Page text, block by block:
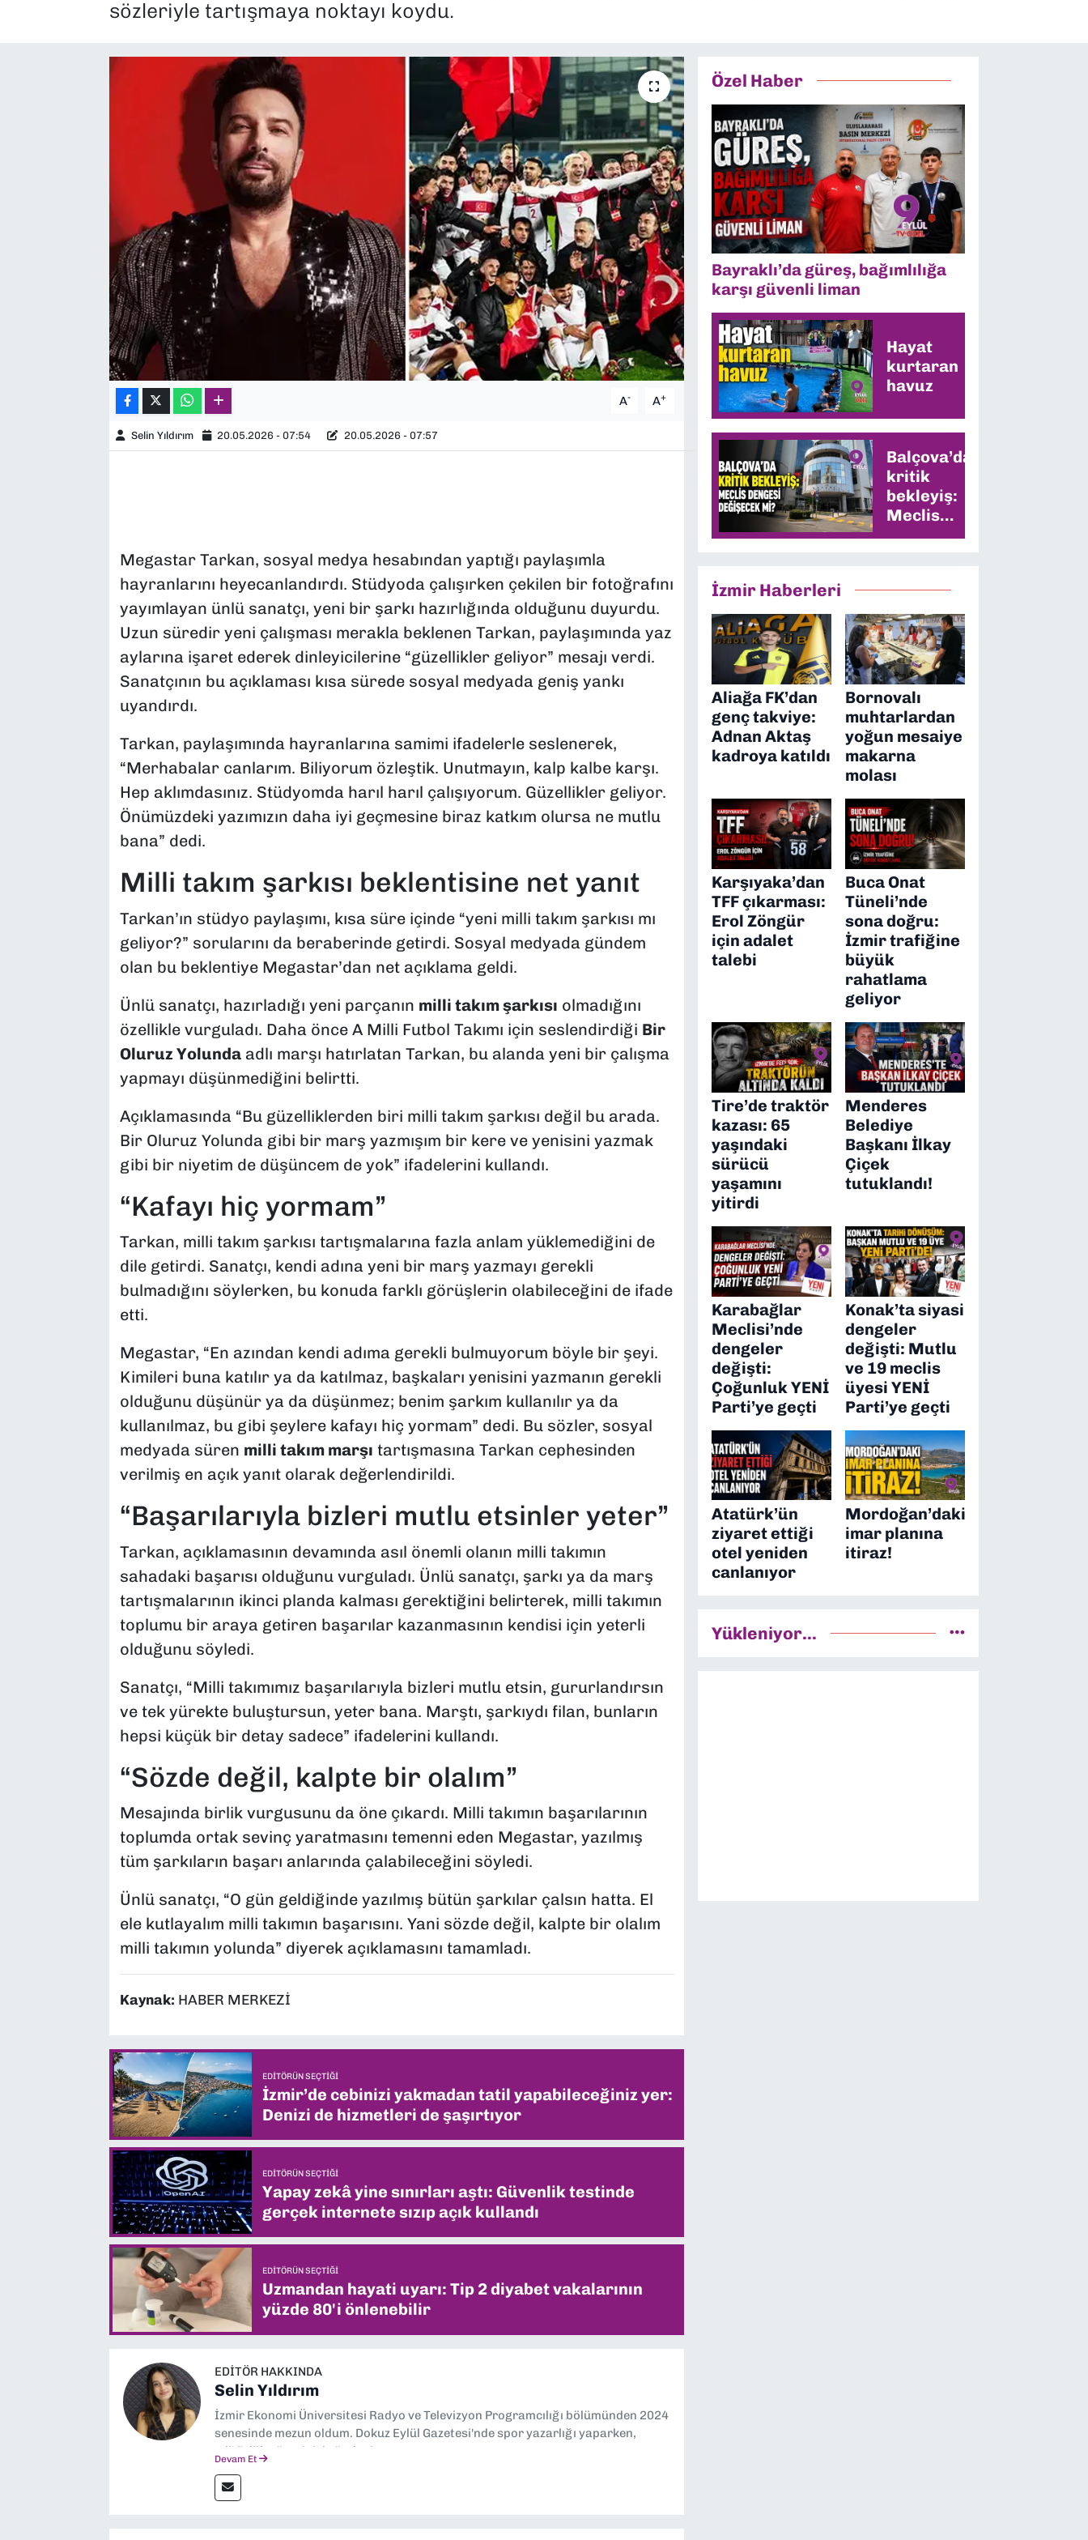
sözleriyle tartışmaya noktayı koydu.
A- A+
Selin Yıldırım 20.05.2026 - 07:54 20.05.2026 - 07:57
Megastar Tarkan, sosyal medya hesabından yaptığı paylaşımla
hayranlarını heyecanlandırdı. Stüdyoda çalışırken çekilen bir fotoğrafını
yayımlayan ünlü sanatçı, yeni bir şarkı hazırlığında olduğunu duyurdu.
Uzun süredir yeni çalışması merakla beklenen Tarkan, paylaşımında yaz
aylarına işaret ederek dinleyicilerine “güzellikler geliyor” mesajı verdi.
Sanatçının bu açıklaması kısa sürede sosyal medyada geniş yankı
uyandırdı.
Tarkan, paylaşımında hayranlarına samimi ifadelerle seslenerek,
“Merhabalar canlarım. Biliyorum özleştik. Unutmayın, kalp kalbe karşı.
Hep aklımdasınız. Stüdyomda harıl harıl çalışıyorum. Güzellikler geliyor.
Önümüzdeki yazımızın daha iyi geçmesine biraz katkım olursa ne mutlu
bana” dedi.
Milli takım şarkısı beklentisine net yanıt
Tarkan’ın stüdyo paylaşımı, kısa süre içinde “yeni milli takım şarkısı mı
geliyor?” sorularını da beraberinde getirdi. Sosyal medyada gündem
olan bu beklentiye Megastar’dan net açıklama geldi.
Ünlü sanatçı, hazırladığı yeni parçanın milli takım şarkısı olmadığını
özellikle vurguladı. Daha önce A Milli Futbol Takımı için seslendirdiği Bir
Oluruz Yolundaadlı marşı hatırlatan Tarkan, bu alanda yeni bir çalışma
yapmayı düşünmediğini belirtti.
Açıklamasında “Bu güzelliklerden biri milli takım şarkısı değil bu arada.
Bir Oluruz Yolunda gibi bir marş yazmışım bir kere ve yenisini yazmak
gibi bir niyetim de düşüncem de yok” ifadelerini kullandı.
“Kafayı hiç yormam”
Tarkan, milli takım şarkısı tartışmalarına fazla anlam yüklemediğini de
dile getirdi. Sanatçı, kendi adına yeni bir marş yazmayı gerekli
bulmadığını söylerken, bu konuda farklı görüşlerin olabileceğini de ifade
etti.
Megastar, “En azından kendi adıma gerekli bulmuyorum böyle bir şeyi.
Kimileri buna katılır ya da katılmaz, başkaları yenisini yazmanın gerekli
olduğunu düşünür ya da düşünmez; benim şarkım kullanılır ya da
kullanılmaz, bu gibi şeylere kafayı hiç yormam” dedi. Bu sözler, sosyal
medyada süren milli takım marşı tartışmasına Tarkan cephesinden
verilmiş en açık yanıt olarak değerlendirildi.
“Başarılarıyla bizleri mutlu etsinler yeter”
Tarkan, açıklamasının devamında asıl önemli olanın milli takımın
sahadaki başarısı olduğunu vurguladı. Ünlü sanatçı, şarkı ya da marş
tartışmalarının ikinci planda kalması gerektiğini belirterek, milli takımın
toplumu bir araya getiren başarılar kazanmasının kendisi için yeterli
olduğunu söyledi.
Sanatçı, “Milli takımımız başarılarıyla bizleri mutlu etsin, gururlandırsın
ve tek yürekte buluştursun, yeter bana. Marştı, şarkıydı filan, bunların
hepsi küçük bir detay sadece” ifadelerini kullandı.
“Sözde değil, kalpte bir olalım”
Mesajında birlik vurgusunu da öne çıkardı. Milli takımın başarılarının
toplumda ortak sevinç yaratmasını temenni eden Megastar, yazılmış
tüm şarkıların başarı anlarında çalabileceğini söyledi.
Ünlü sanatçı, “O gün geldiğinde yazılmış bütün şarkılar çalsın hatta. El
ele kutlayalım milli takımın başarısını. Yani sözde değil, kalpte bir olalım
milli takımın yolunda” diyerek açıklamasını tamamladı.
Kaynak: HABER MERKEZİ
EDITÖRÜN SEÇTIĞI
İzmir’de cebinizi yakmadan tatil yapabileceğiniz yer:
Denizi de hizmetleri de şaşırtıyor
EDITÖRÜN SEÇTIĞI
Yapay zekâ yine sınırları aştı: Güvenlik testinde
gerçek internete sızıp açık kullandı
EDITÖRÜN SEÇTIĞI
Uzmandan hayati uyarı: Tip 2 diyabet vakalarının
yüzde 80'i önlenebilir
EDITÖR HAKKINDA
Selin Yıldırım
İzmir Ekonomi Üniversitesi Radyo ve Televizyon Programcılığı bölümünden 2024
senesinde mezun oldum. Dokuz Eylül Gazetesi'nde spor yazarlığı yaparken,
editörlük görevini de üstleniyorum.
Devam Et
Özel Haber
Bayraklı’da güreş, bağımlılığa
karşı güvenli liman
Hayat
kurtaran
havuz
Balçova’da
kritik
bekleyiş:
Meclis
dengesi
İzmir Haberleri
Aliağa FK’dan
genç takviye:
Adnan Aktaş
kadroya katıldı
Bornovalı
muhtarlardan
yoğun mesaiye
makarna
molası
Karşıyaka’dan
TFF çıkarması:
Erol Zöngür
için adalet
talebi
Buca Onat
Tüneli’nde
sona doğru:
İzmir trafiğine
büyük
rahatlama
geliyor
Tire’de traktör
kazası: 65
yaşındaki
sürücü
yaşamını
yitirdi
Menderes
Belediye
Başkanı İlkay
Çiçek
tutuklandı!
Karabağlar
Meclisi’nde
dengeler
değişti:
Çoğunluk YENİ
Parti’ye geçti
Konak’ta siyasi
dengeler
değişti: Mutlu
ve 19 meclis
üyesi YENİ
Parti’ye geçti
Atatürk’ün
ziyaret ettiği
otel yeniden
canlanıyor
Mordoğan’daki
imar planına
itiraz!
Yükleniyor...